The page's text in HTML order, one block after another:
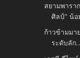
สยามพาร
ศิลป์" น้อ
ก้าวข้ามมา
ระดับลัก...